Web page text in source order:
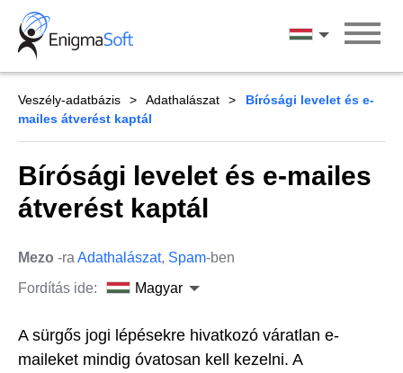
Skip
content
Magyar
Veszély-adatbázis Adathalászat
Bírósági levelet és e-
mailes átverést kaptál
Bírósági levelet és e-mailes
átverést kaptál
Mezo -ra Adathalászat, Spam-ben
Fordítás ide:
Magyar
A sürgős jogi lépésekre hivatkozó váratlan e-
maileket mindig óvatosan kell kezelni. A